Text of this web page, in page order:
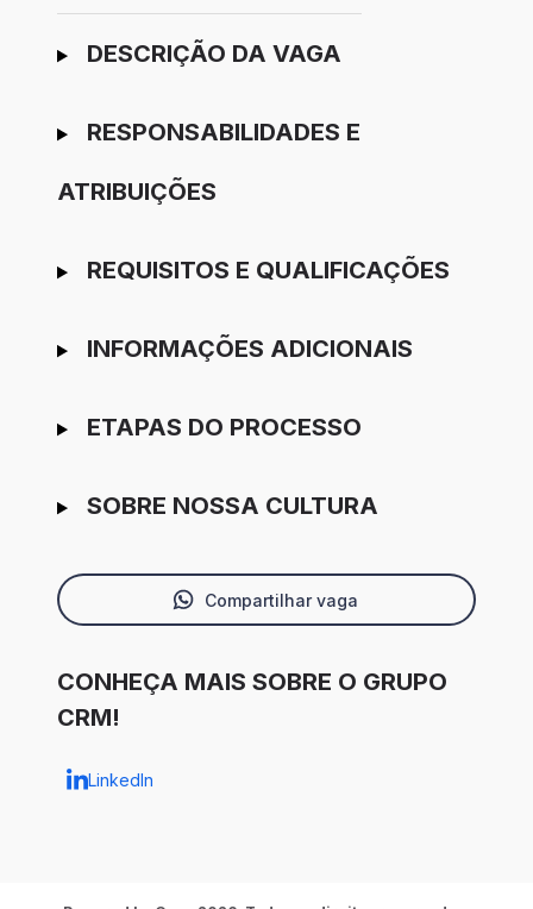
Ir para candidatura
DESCRIÇÃO DA VAGA
RESPONSABILIDADES E
ATRIBUIÇÕES
REQUISITOS E QUALIFICAÇÕES
INFORMAÇÕES ADICIONAIS
ETAPAS DO PROCESSO
SOBRE NOSSA CULTURA
Compartilhar vaga
CONHEÇA MAIS SOBRE O GRUPO
CRM!
LinkedIn